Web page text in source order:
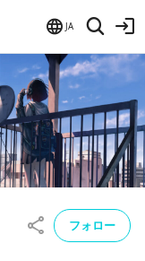
JA
フォロー